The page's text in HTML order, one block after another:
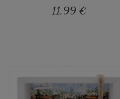
11,99 €